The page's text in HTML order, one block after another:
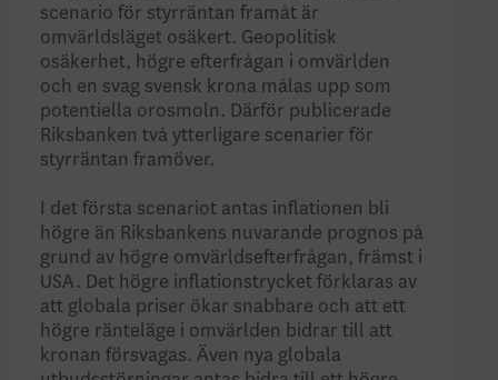
scenario för styrräntan framåt är
omvärldsläget osäkert. Geopolitisk
osäkerhet, högre efterfrågan i omvärlden
och en svag svensk krona målas upp som
potentiella orosmoln. Därför publicerade
Riksbanken två ytterligare scenarier för
styrräntan framöver.
I det första scenariot antas inflationen bli
högre än Riksbankens nuvarande prognos på
grund av högre omvärldsefterfrågan, främst i
USA. Det högre inflationstrycket förklaras av
att globala priser ökar snabbare och att ett
högre ränteläge i omvärlden bidrar till att
kronan försvagas. Även nya globala